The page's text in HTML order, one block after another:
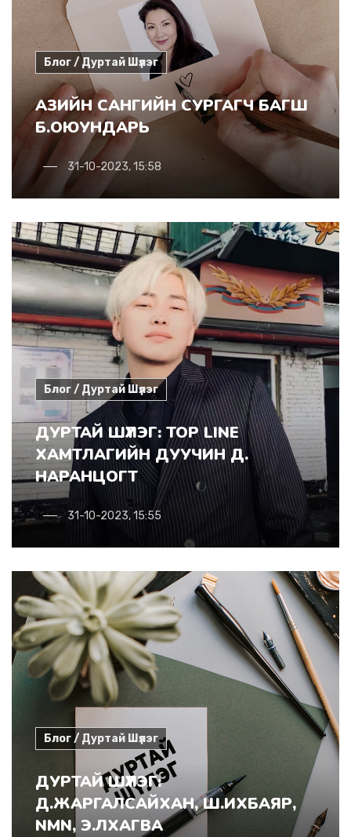
Блог / Дуртай Шүлэг
АЗИЙН САНГИЙН СУРГАГЧ БАГШ
Б.ОЮУНДАРЬ
31-10-2023, 15:58
Блог / Дуртай Шүлэг
ДУРТАЙ ШҮЛЭГ: TOP LINE
ХАМТЛАГИЙН ДУУЧИН Д.
НАРАНЦОГТ
31-10-2023, 15:55
Блог / Дуртай Шүлэг
ДУРТАЙ ШҮЛЭГ:
Д.ЖАРГАЛСАЙХАН, Ш.ИХБАЯР,
NMN, Э.ЛХАГВА